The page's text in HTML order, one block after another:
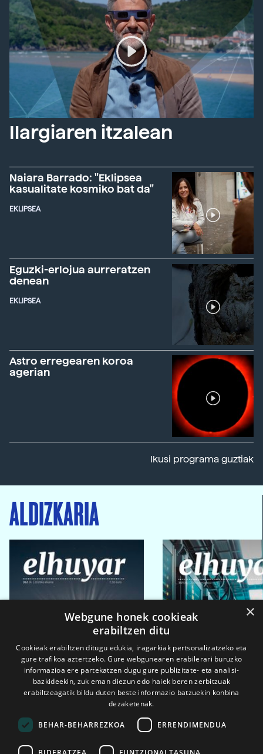
Ilargiaren itzalean
Naiara Barrado: "Eklipsea
kasualitate kosmiko bat da"
EKLIPSEA
Eguzki-erlojua aurreratzen
denean
EKLIPSEA
Astro erregearen koroa
agerian
Ikusi programa guztiak
ALDIZKARIA
×
Webgune honek cookieak
erabiltzen ditu
Cookieak erabiltzen ditugu edukia, iragarkiak pertsonalizatzeko eta
gure trafikoa aztertzeko. Gure webgunearen erabilerari buruzko
informazioa ere partekatzen dugu gure publizitate- eta analisi-
bazkideekin, zuk eman diezun edo haiek beren zerbitzuak
erabiltzeagatik bildu duten beste informazio batzuekin konbina
dezaketenak.
BEHAR-BEHARREZKOA ERRENDIMENDUA